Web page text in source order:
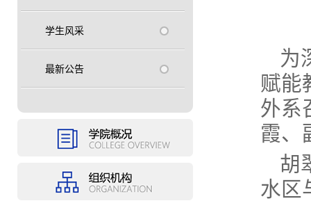
学生风采
最新公告
为
赋能
外系
霞、
胡
水区